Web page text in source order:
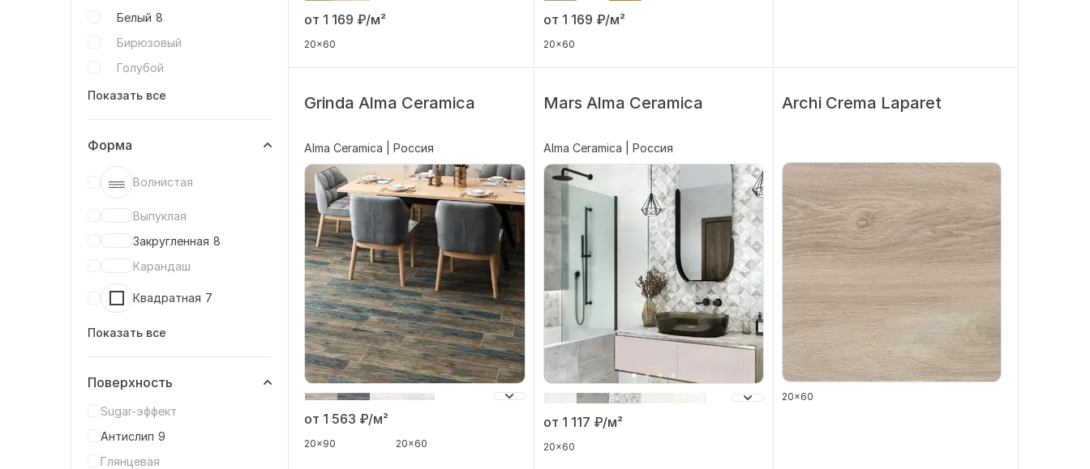
Белый 8
Бирюзовый
Голубой
Показать все
Форма
Волнистая
Выпуклая
Закругленная 8
Карандаш
Квадратная 7
Показать все
Поверхность
Sugar-эффект
Антислип 9
Глянцевая
от 1 169 ₽/м²
20x60
от 1 169 ₽/м²
20x60
Grinda Alma Ceramica
Alma Ceramica | Россия
от 1 563 ₽/м²
20x90 20x60
Mars Alma Ceramica
Alma Ceramica | Россия
от 1 117 ₽/м²
20x60
Archi Crema Laparet
20x60